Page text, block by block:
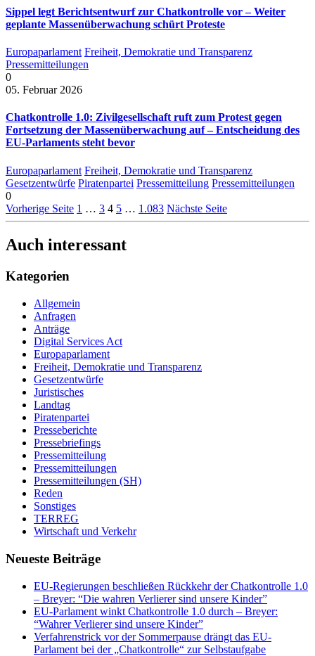
Sippel legt Berichtsentwurf zur Chatkontrolle vor – Weiter
geplante Massenüberwachung schürt Proteste
Europaparlament Freiheit, Demokratie und Transparenz
Pressemitteilungen
0
05. Februar 2026
Chatkontrolle 1.0: Zivilgesellschaft ruft zum Protest gegen
Fortsetzung der Massenüberwachung auf – Entscheidung des
EU-Parlaments steht bevor
Europaparlament Freiheit, Demokratie und Transparenz
Gesetzentwürfe Piratenpartei Pressemitteilung Pressemitteilungen
0
Vorherige Seite 1 … 3 4 5 … 1.083 Nächste Seite
Auch interessant
Kategorien
Allgemein
Anfragen
Anträge
Digital Services Act
Europaparlament
Freiheit, Demokratie und Transparenz
Gesetzentwürfe
Juristisches
Landtag
Piratenpartei
Presseberichte
Pressebriefings
Pressemitteilung
Pressemitteilungen
Pressemitteilungen (SH)
Reden
Sonstiges
TERREG
Wirtschaft und Verkehr
Neueste Beiträge
EU-Regierungen beschließen Rückkehr der Chatkontrolle 1.0
– Breyer: “Die wahren Verlierer sind unsere Kinder”
EU-Parlament winkt Chatkontrolle 1.0 durch – Breyer:
“Wahrer Verlierer sind unsere Kinder”
Verfahrenstrick vor der Sommerpause drängt das EU-
Parlament bei der „Chatkontrolle“ zur Selbstaufgabe